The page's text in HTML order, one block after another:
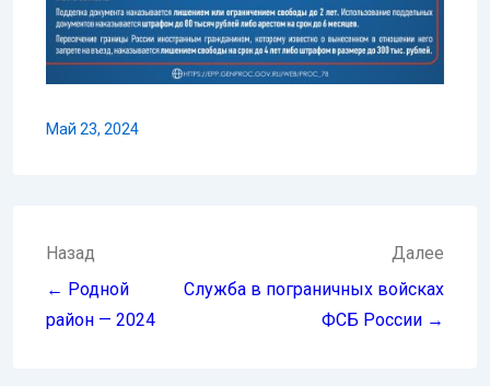
Май 23, 2024
Навигация
по
записям
Назад
← Родной
район — 2024
Далее
Служба в пограничных войсках
ФСБ России →